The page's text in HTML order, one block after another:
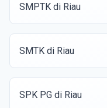
SMPTK di Riau
SMTK di Riau
SPK PG di Riau